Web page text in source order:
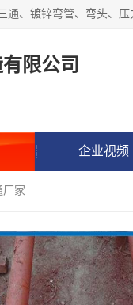
限公司
企业视频
厂家